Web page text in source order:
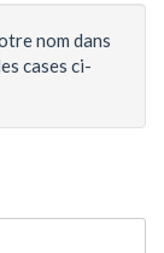
nom dans
cases ci-